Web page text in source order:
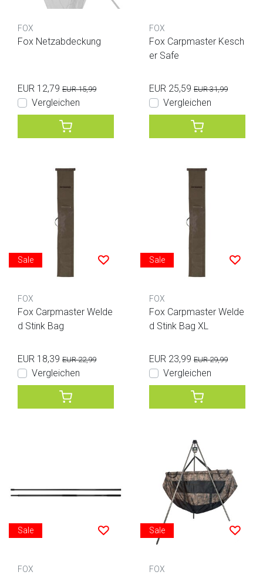
FOX
Fox Netzabdeckung
EUR 12,79 EUR 15,99
Vergleichen
FOX
Fox Carpmaster Kesch
er Safe
EUR 25,59 EUR 31,99
Vergleichen
Sale
FOX
Fox Carpmaster Welde
d Stink Bag
EUR 18,39 EUR 22,99
Vergleichen
Sale
FOX
Fox Carpmaster Welde
d Stink Bag XL
EUR 23,99 EUR 29,99
Vergleichen
Sale
FOX
Sale
FOX